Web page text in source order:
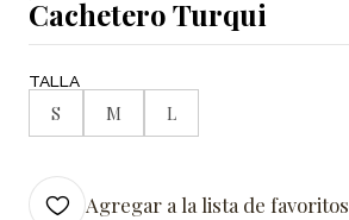
Cachetero Turqui
TALLA
S M L
Agregar a la lista de favoritos